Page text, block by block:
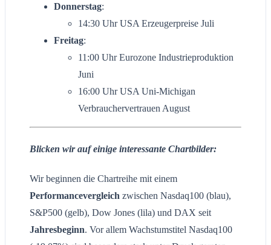
Donnerstag:
14:30 Uhr USA Erzeugerpreise Juli
Freitag:
11:00 Uhr Eurozone Industrieproduktion
Juni
16:00 Uhr USA Uni-Michigan
Verbrauchervertrauen August
Blicken wir auf einige interessante Chartbilder:
Wir beginnen die Chartreihe mit einem
Performancevergleich zwischen Nasdaq100 (blau),
S&P500 (gelb), Dow Jones (lila) und DAX seit
Jahresbeginn. Vor allem Wachstumstitel Nasdaq100